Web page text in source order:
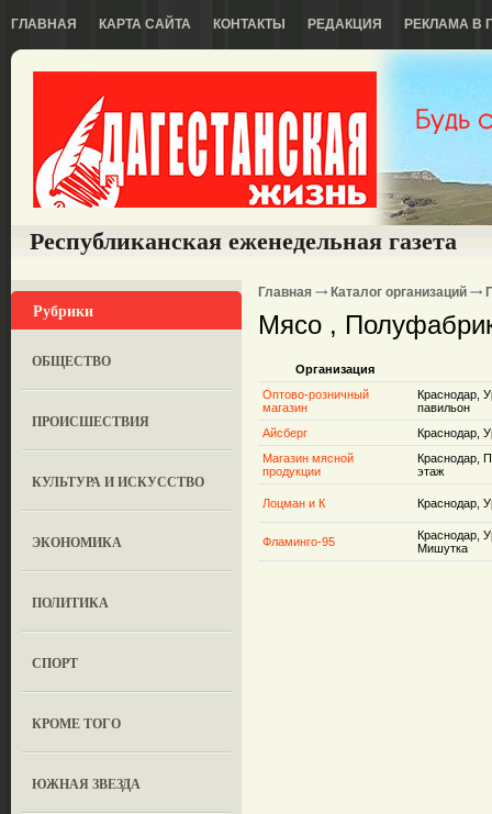
ГЛАВНАЯ КАРТА САЙТА КОНТАКТЫ РЕДАКЦИЯ РЕКЛАМА В
Республиканская еженедельная газета
Рубрики
ОБЩЕСТВО
ПРОИСШЕСТВИЯ
КУЛЬТУРА И ИСКУССТВО
ЭКОНОМИКА
ПОЛИТИКА
СПОРТ
КРОМЕ ТОГО
ЮЖНАЯ ЗВЕЗДА
Главная Каталог организаций
Мясо ,
Организация
Оптово-розничный
магазин
Краснодар,
павильон
Айсберг
Краснодар,
Магазин мясной
продукции
Краснодар,
этаж
Лоцман и К Краснодар,
Фламинго-95
Краснодар,
Мишутка